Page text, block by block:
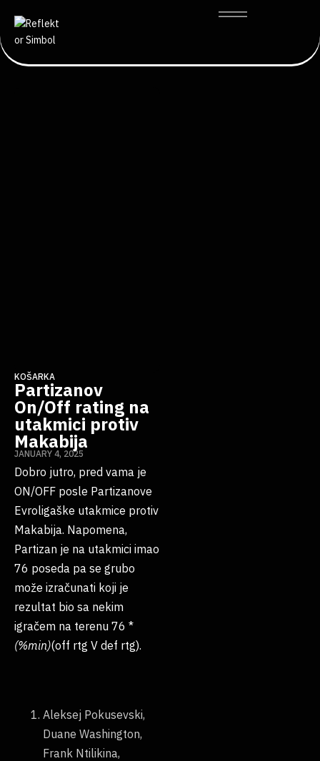
KOŠARKA
Partizanov
On/Off rating na
utakmici protiv
Makabija
JANUARY 4, 2025
Dobro jutro, pred vama je
ON/OFF posle Partizanove
Evroligaške utakmice protiv
Makabija. Napomena,
Partizan je na utakmici imao
76 poseda pa se grubo
može izračunati koji je
rezultat bio sa nekim
igračem na terenu 76 *
(%min)(off rtg V def rtg).
Aleksej Pokusevski,
Duane Washington,
Frank Ntilikina,